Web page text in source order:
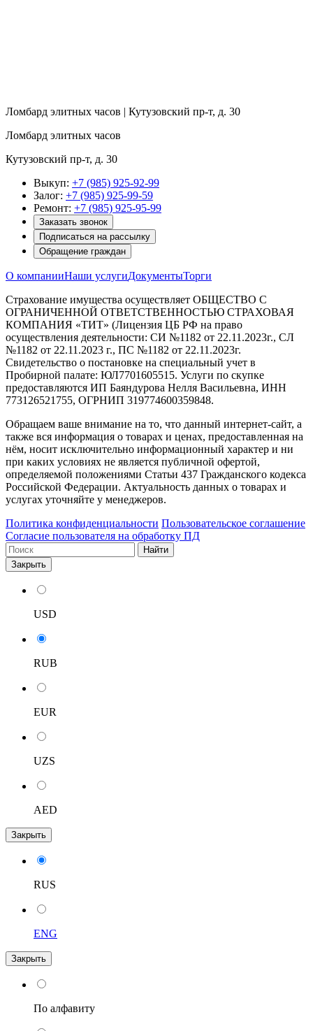
Ломбард элитных часов | Кутузовский пр-т, д. 30
Ломбард элитных часов
Кутузовский пр-т, д. 30
Выкуп: +7 (985) 925-92-99
Залог: +7 (985) 925-99-59
Ремонт: +7 (985) 925-95-99
Заказать звонок
Подписаться на рассылку
Обращение граждан
О компанииНаши услугиДокументыТорги
Страхование имущества осуществляет ОБЩЕСТВО С
ОГРАНИЧЕННОЙ ОТВЕТСТВЕННОСТЬЮ СТРАХОВАЯ
КОМПАНИЯ «ТИТ» (Лицензия ЦБ РФ на право
осуществления деятельности: СИ №1182 от 22.11.2023г., СЛ
№1182 от 22.11.2023 г., ПС №1182 от 22.11.2023г.
Свидетельство о постановке на специальный учет в
Пробирной палате: ЮЛ7701605515. Услуги по скупке
предоставляются ИП Баяндурова Нелля Васильевна, ИНН
773126521755, ОГРНИП 319774600359848.
Обращаем ваше внимание на то, что данный интернет-сайт, а
также вся информация о товарах и ценах, предоставленная на
нём, носит исключительно информационный характер и ни
при каких условиях не является публичной офертой,
определяемой положениями Статьи 437 Гражданского кодекса
Российской Федерации. Актуальность данных о товарах и
услугах уточняйте у менеджеров.
Политика конфиденциальности Пользовательское соглашение
Согласие пользователя на обработку ПД
Найти
Закрыть
USD
RUB
EUR
UZS
AED
Закрыть
RUS
ENG
Закрыть
По алфавиту